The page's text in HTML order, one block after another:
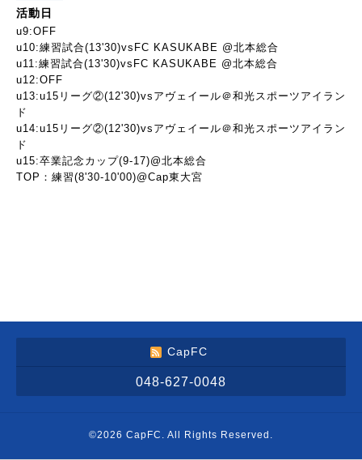
活動日
u9:OFF
u10:練習試合(13'30)vsFC KASUKABE @北本総合
u11:練習試合(13'30)vsFC KASUKABE @北本総合
u12:OFF
u13:u15リーグ②(12'30)vsアヴェイール＠和光スポーツアイラン
ド
u14:u15リーグ②(12'30)vsアヴェイール＠和光スポーツアイラン
ド
u15:卒業記念カップ(9-17)@北本総合
TOP：練習(8'30-10'00)@Cap東大宮
CapFC
048-627-0048
©2026 CapFC . All Rights Reserved.